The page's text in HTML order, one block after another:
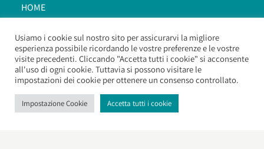
HOME
KOLÒT
PARASHÀ
MAAMÀR
GHENIZÀ
Usiamo i cookie sul nostro sito per assicurarvi la migliore
esperienza possibile ricordando le vostre preferenze e le vostre
visite precedenti. Cliccando "Accetta tutti i cookie" si acconsente
all'uso di ogni cookie. Tuttavia si possono visitare le
impostazioni dei cookie per ottenere un consenso controllato.
Impostazione Cookie Accetta tutti i cookie